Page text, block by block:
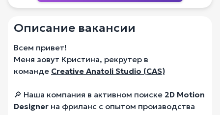
Описание вакансии
Всем привет!
Меня зовут Кристина, рекрутер в
команде Creative Anatoli Studio (CAS)
🔎 Наша компания в активном поиске 2D Motion
Designer на фриланс с опытом производства